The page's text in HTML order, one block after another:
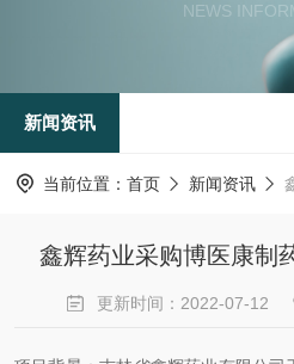
NEWS
新闻资讯
当前位置： 首页 新闻资讯
鑫辉药业采购博医康制
更新时间：2022-07-12